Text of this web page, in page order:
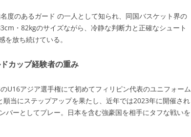
度のあるガード の一人として知られ、同国バスケット界の
・82kgのサイズながら、冷静な判断力と正確なシュート
放ち続けている。
カップ経験者の重み
U16アジア選手権にて初めてフィリピン代表のユニフォーム
当にステップアップを果たし、近年では2023年に開催され
バーとしてプレー。日本を含む強豪国を相手にタフな戦いを